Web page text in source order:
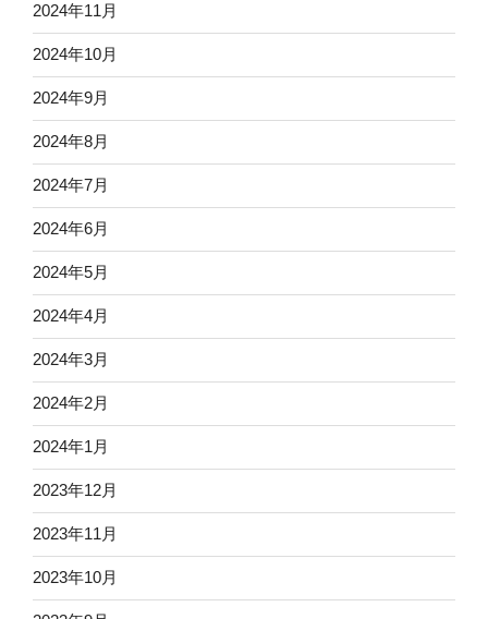
2024年11月
2024年10月
2024年9月
2024年8月
2024年7月
2024年6月
2024年5月
2024年4月
2024年3月
2024年2月
2024年1月
2023年12月
2023年11月
2023年10月